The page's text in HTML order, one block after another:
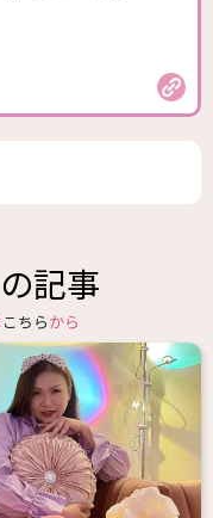
記事
こちらから